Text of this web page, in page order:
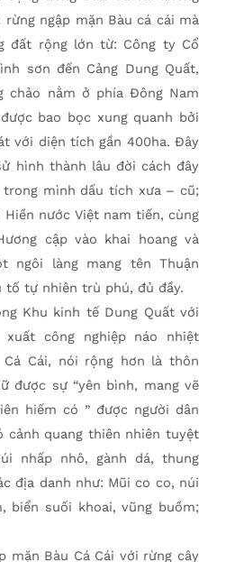
ngập mặn Bàu cá cái mà
đất rộng lớn từ: Công ty Cổ
sơn đến Cảng Dung Quất,
chảo nằm ở phía Đông Nam
bao bọc xung quanh bởi
với diện tích gần 400ha. Đây
hình thành lâu đời cách đây
trong mình dấu tích xưa – cũ;
nước Việt nam tiến, cùng
cập vào khai hoang và
ngôi làng mang tên Thuận
tố tự nhiên trù phú, đủ đầy.
Khu kinh tế Dung Quất với
công nghiệp náo nhiệt
Cái, nói rộng hơn là thôn
được sự “yên bình, mang vẽ
hiếm có ” được người dân
cảnh quang thiên nhiên tuyệt
nhấp nhô, gành dá, thung
địa danh như: Mũi co co, núi
biển suối khoai, vũng buồm;
mặn Bàu Cá Cái với rừng cây